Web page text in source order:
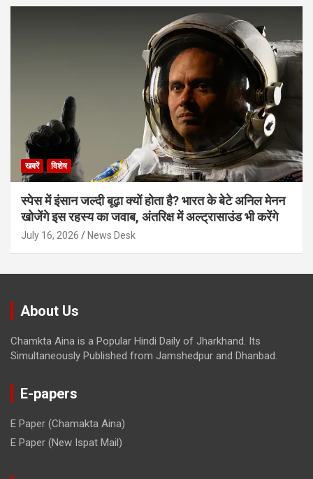
खबरें विशेष
स्पेस में इंसान जल्दी बूढ़ा क्यों होता है? भारत के बेटे अनिल मेनन
खोजेंगे इस रहस्य का जवाब, अंतरिक्ष में अल्ट्रासाउंड भी करेंगे
July 16, 2026 News Desk
About Us
Chamkta Aina is a Popular Hindi Daily of Jharkhand. Its
Simultaneously Published from Jamshedpur and Dhanbad.
E-papers
E Paper (Chamakta Aina)
E Paper (New Ispat Mail)